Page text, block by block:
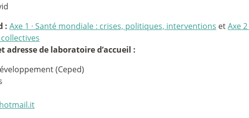
: Axe 1 · Santé mondiale : crises, politiques, interventions etAxe 2
de laboratoire d’accueil :
(Ceped)